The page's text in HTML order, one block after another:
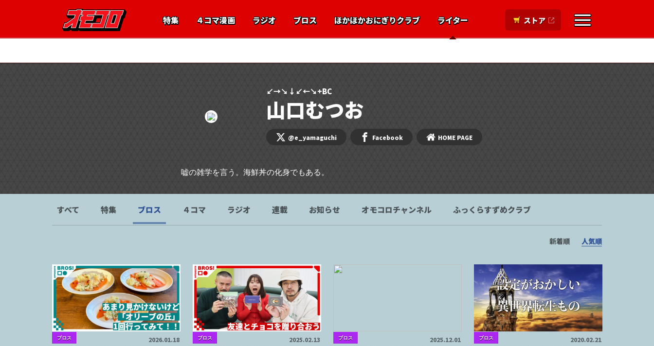
特集 ４コマ漫画 ラジオ ブロス ほかほかおにぎりクラブ ライター ストア
↙→↘↓↙←↘+BC
山口むつお
@e_yamaguchi Facebook HOME PAGE
嘘の雑学を言う。海鮮丼の化身でもある。
すべて 特集 ブロス ４コマ ラジオ 連載 お知らせ オモコロチャンネル ふっくらすずめクラブ
新着順 人気順
ブロス 2026.01.18 ブロス 2025.02.13 ブロス 2025.12.01 ブロス 2020.02.21